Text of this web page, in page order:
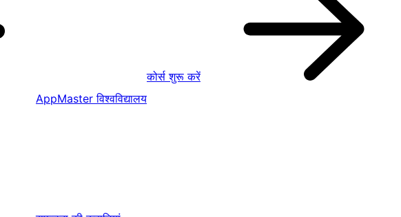
AppMaster विश्वविद्यालय
कोर्स शुरू करें